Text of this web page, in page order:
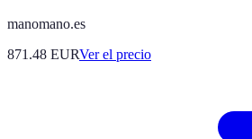
manomano.es
871.48 EURVer el precio